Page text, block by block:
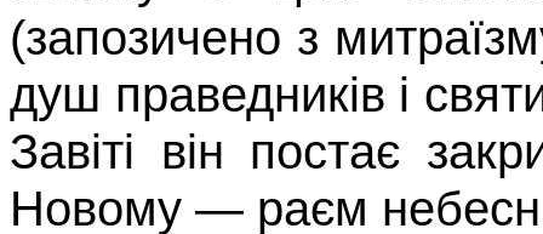
(запозичено з
душ праведників і
Завіті він постає
Новому — раєм